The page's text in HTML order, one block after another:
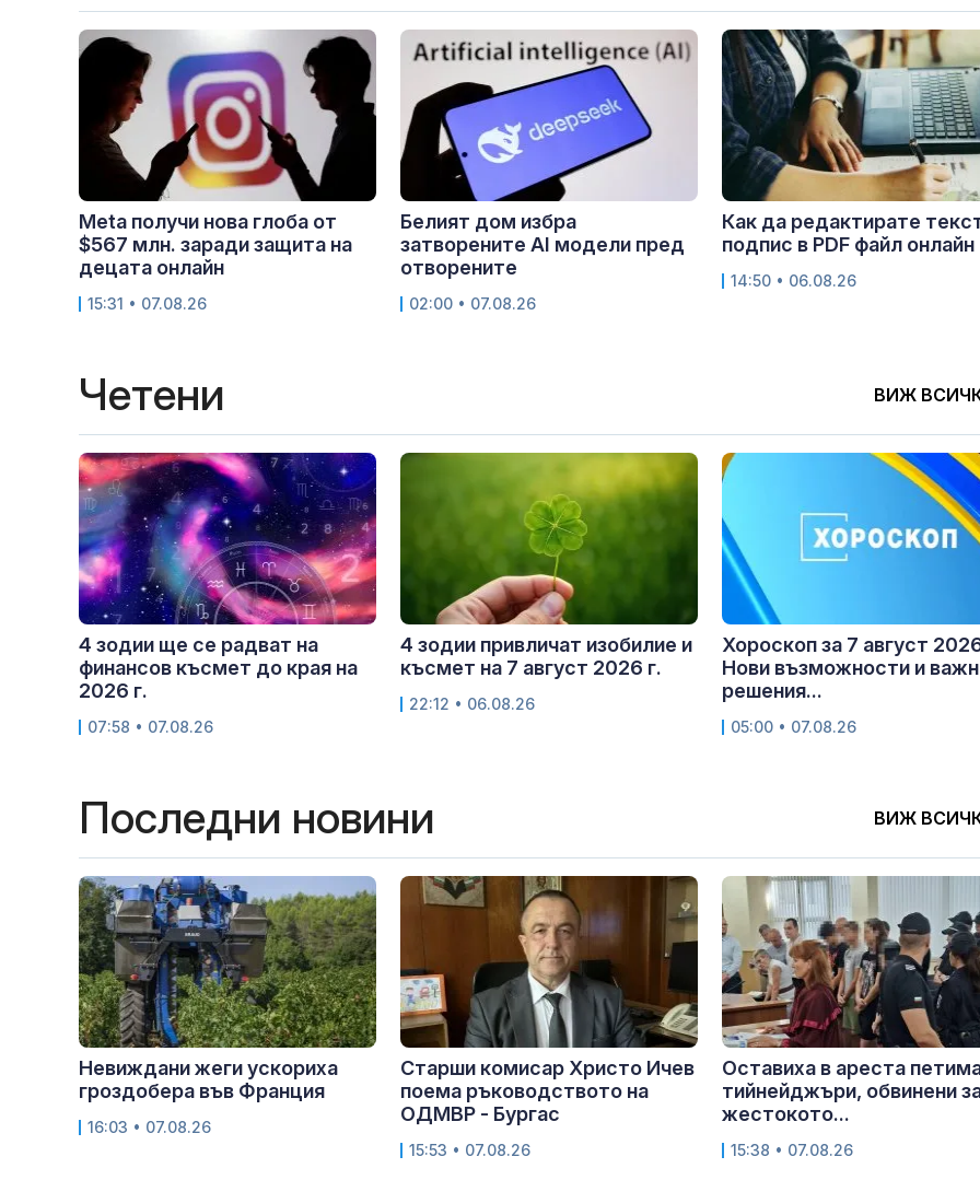
Meta получи нова глоба от
$567 млн. заради защита на
децата онлайн
15:31 • 07.08.26
Белият дом избра
затворените AI модели пред
отворените
02:00 • 07.08.26
Как да редактирате
подпис в PDF файл онлайн
14:50 • 06.08.26
Четени ВИЖ
4 зодии ще се радват на
финансов късмет до края на
2026 г.
07:58 • 07.08.26
4 зодии привличат изобилие и
късмет на 7 август 2026 г.
22:12 • 06.08.26
Хороскоп за 7 август
Нови възможности и
решения...
05:00 • 07.08.26
Последни новини ВИЖ
Невиждани жеги ускориха
гроздобера във Франция
16:03 • 07.08.26
Старши комисар Христо Ичев
поема ръководството на
ОДМВР - Бургас
15:53 • 07.08.26
Оставиха в ареста
тийнейджъри, обвинени
жестокото...
15:38 • 07.08.26